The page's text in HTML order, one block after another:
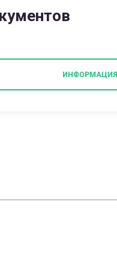
ИНФОРМАЦИЯ